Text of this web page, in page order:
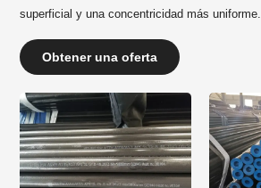
superficial y una concentricidad más uniforme.
Obtener una oferta